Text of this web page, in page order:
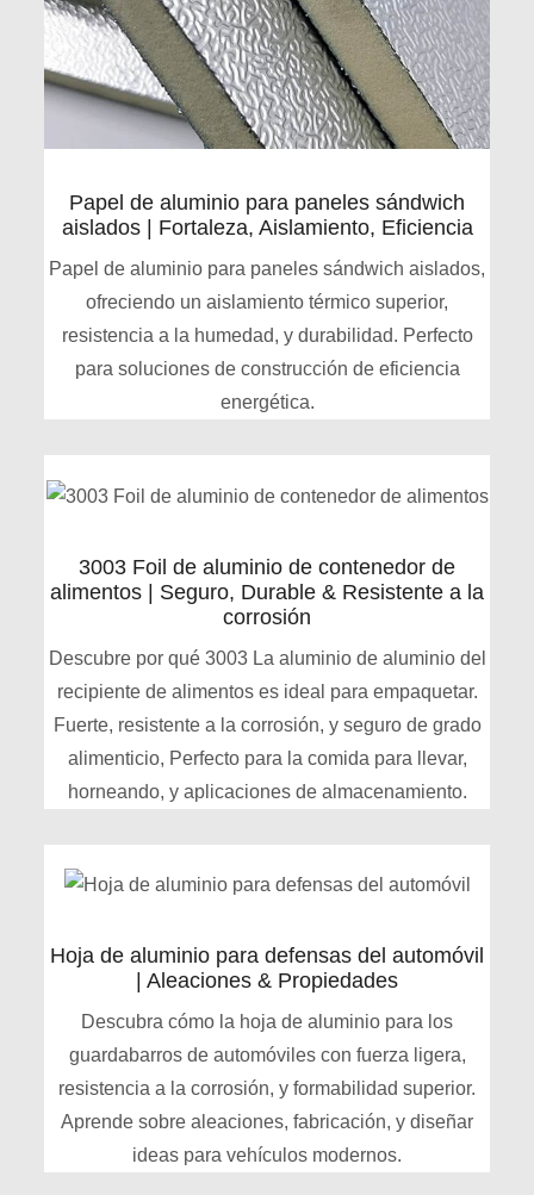
Papel de aluminio para paneles sándwich
aislados | Fortaleza, Aislamiento, Eficiencia
Papel de aluminio para paneles sándwich aislados,
ofreciendo un aislamiento térmico superior,
resistencia a la humedad, y durabilidad. Perfecto
para soluciones de construcción de eficiencia
energética.
3003 Foil de aluminio de contenedor de
alimentos | Seguro, Durable & Resistente a la
corrosión
Descubre por qué 3003 La aluminio de aluminio del
recipiente de alimentos es ideal para empaquetar.
Fuerte, resistente a la corrosión, y seguro de grado
alimenticio, Perfecto para la comida para llevar,
horneando, y aplicaciones de almacenamiento.
Hoja de aluminio para defensas del automóvil
| Aleaciones & Propiedades
Descubra cómo la hoja de aluminio para los
guardabarros de automóviles con fuerza ligera,
resistencia a la corrosión, y formabilidad superior.
Aprende sobre aleaciones, fabricación, y diseñar
ideas para vehículos modernos.